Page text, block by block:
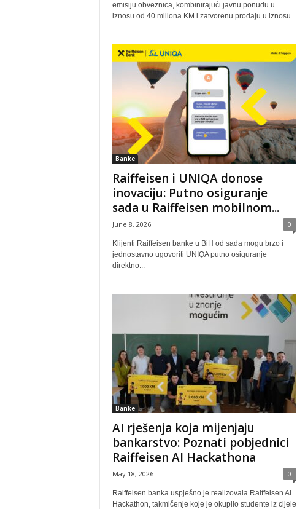
emisiju obveznica, kombinirajući javnu ponudu u
iznosu od 40 miliona KM i zatvorenu prodaju u iznosu...
Banke
Raiffeisen i UNIQA donose
inovaciju: Putno osiguranje
sada u Raiffeisen mobilnom...
June 8, 2026 0
Klijenti Raiffeisen banke u BiH od sada mogu brzo i
jednostavno ugovoriti UNIQA putno osiguranje
direktno...
Banke
AI rješenja koja mijenjaju
bankarstvo: Poznati pobjednici
Raiffeisen AI Hackathona
May 18, 2026 0
Raiffeisen banka uspješno je realizovala Raiffeisen AI
Hackathon, takmičenje koje je okupilo studente iz cijele